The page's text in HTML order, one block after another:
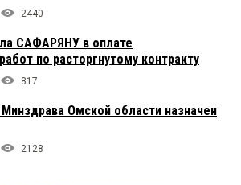
2440
САФАРЯНУ в оплате
по расторгнутому контракту
817
Омской области назначен
2128